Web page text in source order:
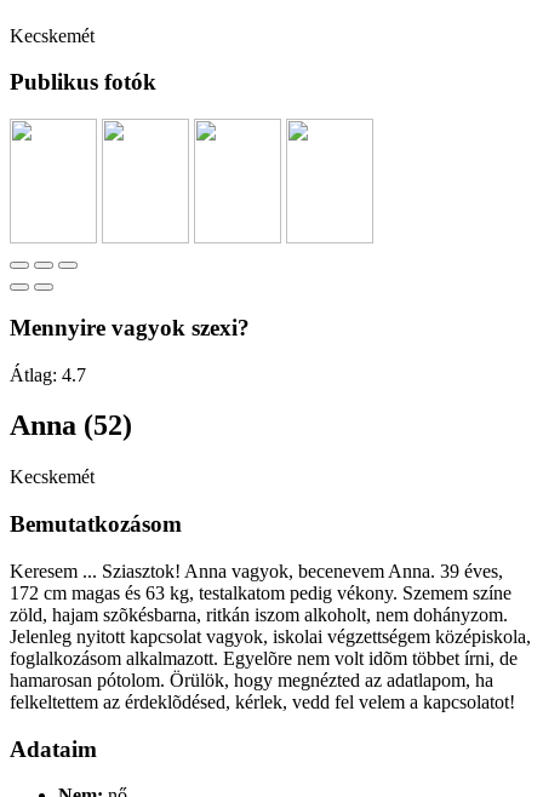
Kecskemét
Publikus fotók
Mennyire vagyok szexi?
Átlag: 4.7
Anna (52)
Kecskemét
Bemutatkozásom
Keresem ... Sziasztok! Anna vagyok, becenevem Anna. 39 éves,
172 cm magas és 63 kg, testalkatom pedig vékony. Szemem színe
zöld, hajam szõkésbarna, ritkán iszom alkoholt, nem dohányzom.
Jelenleg nyitott kapcsolat vagyok, iskolai végzettségem középiskola,
foglalkozásom alkalmazott. Egyelõre nem volt idõm többet írni, de
hamarosan pótolom. Örülök, hogy megnézted az adatlapom, ha
felkeltettem az érdeklõdésed, kérlek, vedd fel velem a kapcsolatot!
Adataim